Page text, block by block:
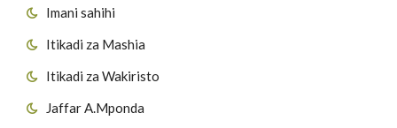
Imani sahihi
Itikadi za Mashia
Itikadi za Wakiristo
Jaffar A.Mponda